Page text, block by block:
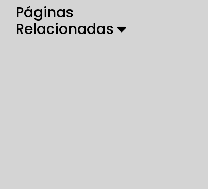
Páginas
Relacionadas